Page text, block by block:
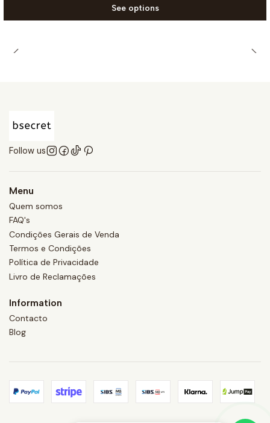
See options
Follow us
Menu
Quem somos
FAQ's
Condições Gerais de Venda
Termos e Condições
Política de Privacidade
Livro de Reclamações
Information
Contacto
Blog